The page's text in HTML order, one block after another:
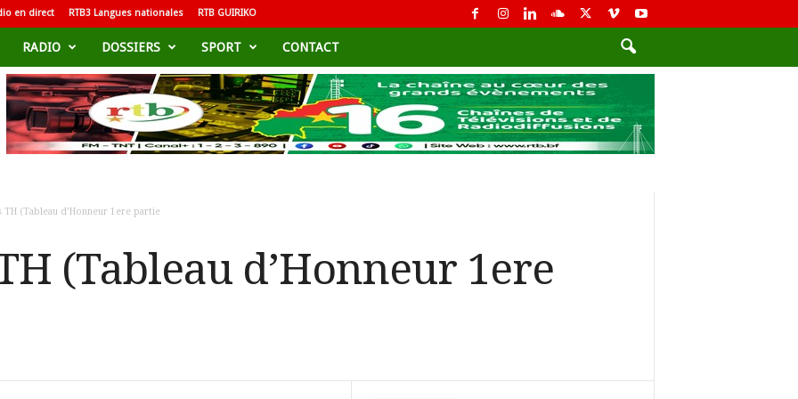
en direct RTB3 Langues nationales RTB GUIRIKO
RADIO DOSSIERS SPORT CONTACT
TH (Tableau d’Honneur 1ere partie
(Tableau d’Honneur 1ere